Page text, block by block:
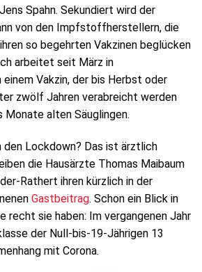
Spahn. Sekundiert wird der
von den Impfstoffherstellern, die
so begehrten Vakzinen beglücken
arbeitet seit März in
Vakzin, der bis Herbst oder
zwölf Jahren verabreicht werden
Monate alten Säuglingen.
den Lockdown? Das ist ärztlich
die Hausärzte Thomas Maibaum
Rathert ihren kürzlich in der
Gastbeitrag. Schon ein Blick in
recht sie haben: Im vergangenen Jahr
der Null-bis-19-Jährigen 13
mit Corona.